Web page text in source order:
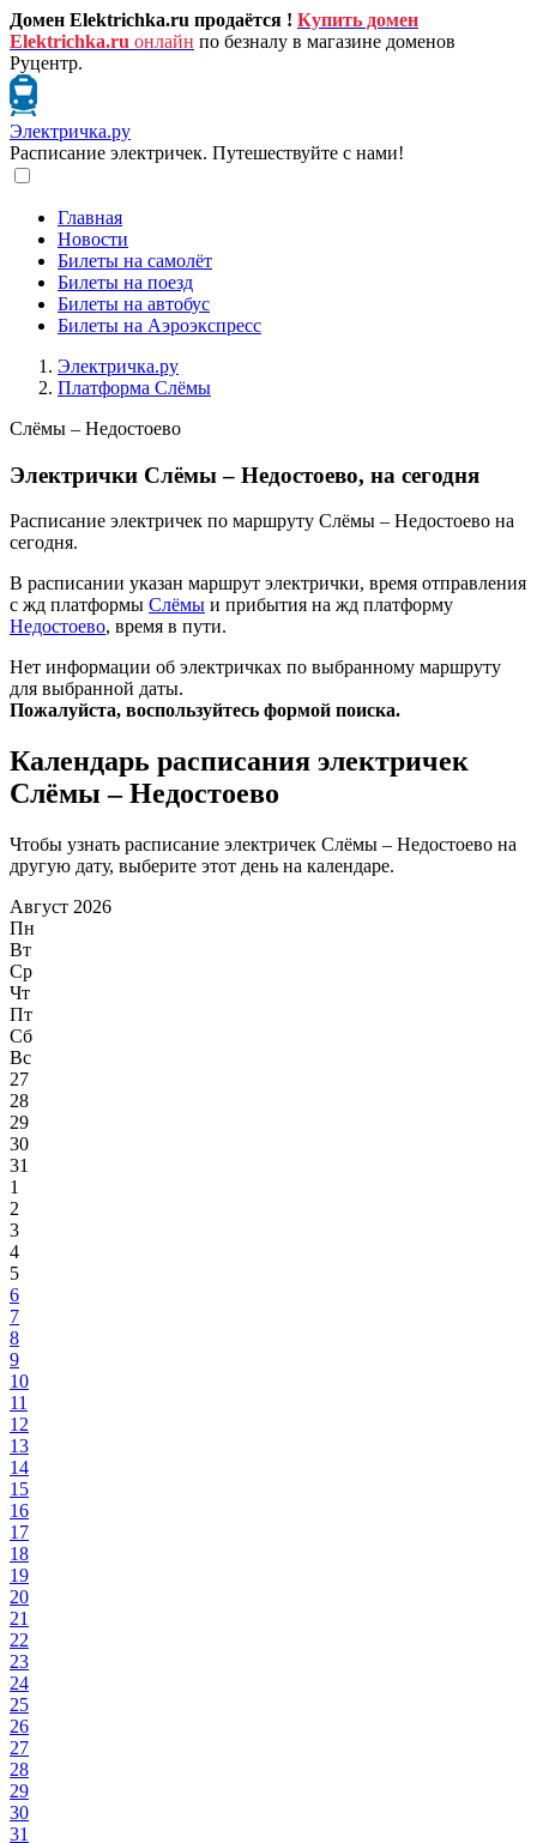
Домен Elektrichka.ru продаётся ! Купить домен
Elektrichka.ru онлайн по безналу в магазине доменов
Руцентр.
Электричка.ру
Расписание электричек. Путешествуйте с нами!
Главная
Новости
Билеты на самолёт
Билеты на поезд
Билеты на автобус
Билеты на Аэроэкспресс
Электричка.ру
Платформа Слёмы
Слёмы – Недостоево
Электрички Слёмы – Недостоево, на сегодня
Расписание электричек по маршруту Слёмы – Недостоево на
сегодня.
В расписании указан маршрут электрички, время отправления
с жд платформы Слёмы и прибытия на жд платформу
Недостоево, время в пути.
Нет информации об электричках по выбранному маршруту
для выбранной даты.
Пожалуйста, воспользуйтесь формой поиска.
Календарь расписания электричек
Слёмы – Недостоево
Чтобы узнать расписание электричек Слёмы – Недостоево на
другую дату, выберите этот день на календаре.
Август 2026
Пн
Вт
Ср
Чт
Пт
Сб
Вс
27
28
29
30
31
1
2
3
4
5
6
7
8
9
10
11
12
13
14
15
16
17
18
19
20
21
22
23
24
25
26
27
28
29
30
31